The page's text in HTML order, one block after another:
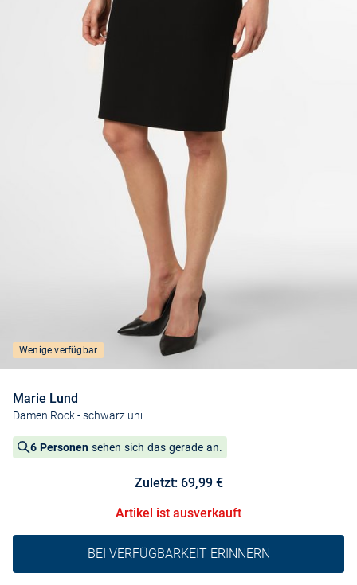
Wenige verfügbar
Marie Lund
Damen Rock- schwarz uni
6 Personen sehen sich das gerade an.
Zuletzt: 69,99 €
Artikel ist ausverkauft
BEI VERFÜGBARKEIT ERINNERN